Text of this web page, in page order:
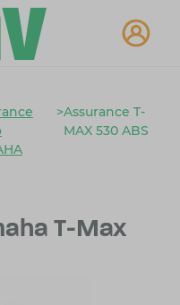
>Assurance T-
MAX 530 ABS
T-Max